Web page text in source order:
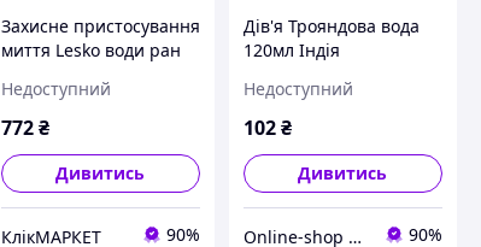
Захисне пристосування
миття Lesko води ран
водонепроникний гіпса
для JM19136 ніг захист
Недоступний
772 ₴
Дивитись
КлікМАРКЕТ 90%
Дів'я Трояндова вода
120мл Індія
Недоступний
102₴
Дивитись
Online-shop MALIKA 90%